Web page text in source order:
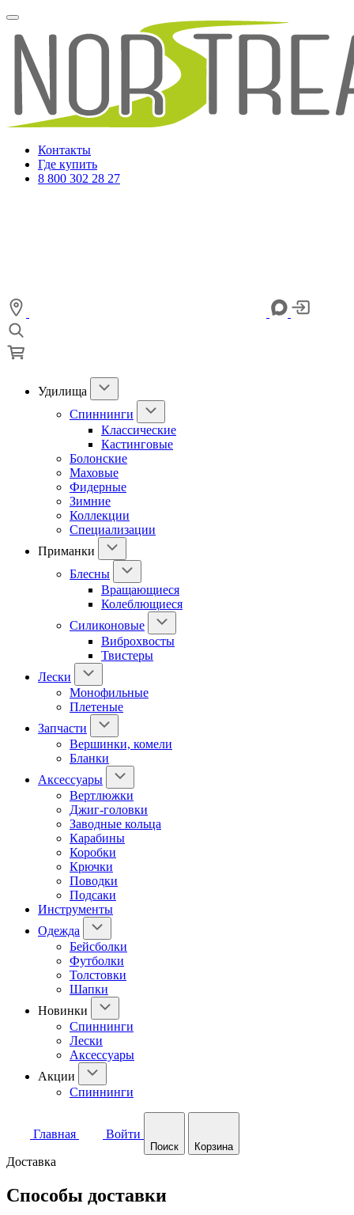
Контакты
Где купить
8 800 302 28 27
Удилища
Спиннинги
Классические
Кастинговые
Болонские
Маховые
Фидерные
Зимние
Коллекции
Специализации
Приманки
Блесны
Вращающиеся
Колеблющиеся
Силиконовые
Виброхвосты
Твистеры
Лески
Монофильные
Плетеные
Запчасти
Вершинки, комели
Бланки
Аксессуары
Вертлюжки
Джиг-головки
Заводные кольца
Карабины
Коробки
Крючки
Поводки
Подсаки
Инструменты
Одежда
Бейсболки
Футболки
Толстовки
Шапки
Новинки
Спиннинги
Лески
Аксессуары
Акции
Спиннинги
Главная Войти
Поиск Корзина
Доставка
Способы доставки